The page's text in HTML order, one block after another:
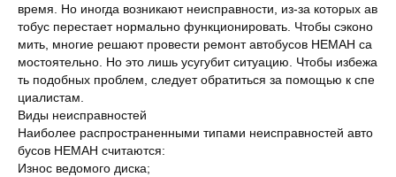
время. Но иногда возникают неисправности, из-за которых ав
тобус перестает нормально функционировать. Чтобы сэконо
мить, многие решают провести ремонт автобусов НЕМАН са
мостоятельно. Но это лишь усугубит ситуацию. Чтобы избежа
ть подобных проблем, следует обратиться за помощью к спе
циалистам.
Виды неисправностей
Наиболее распространенными типами неисправностей авто
бусов НЕМАН считаются:
Износ ведомого диска;